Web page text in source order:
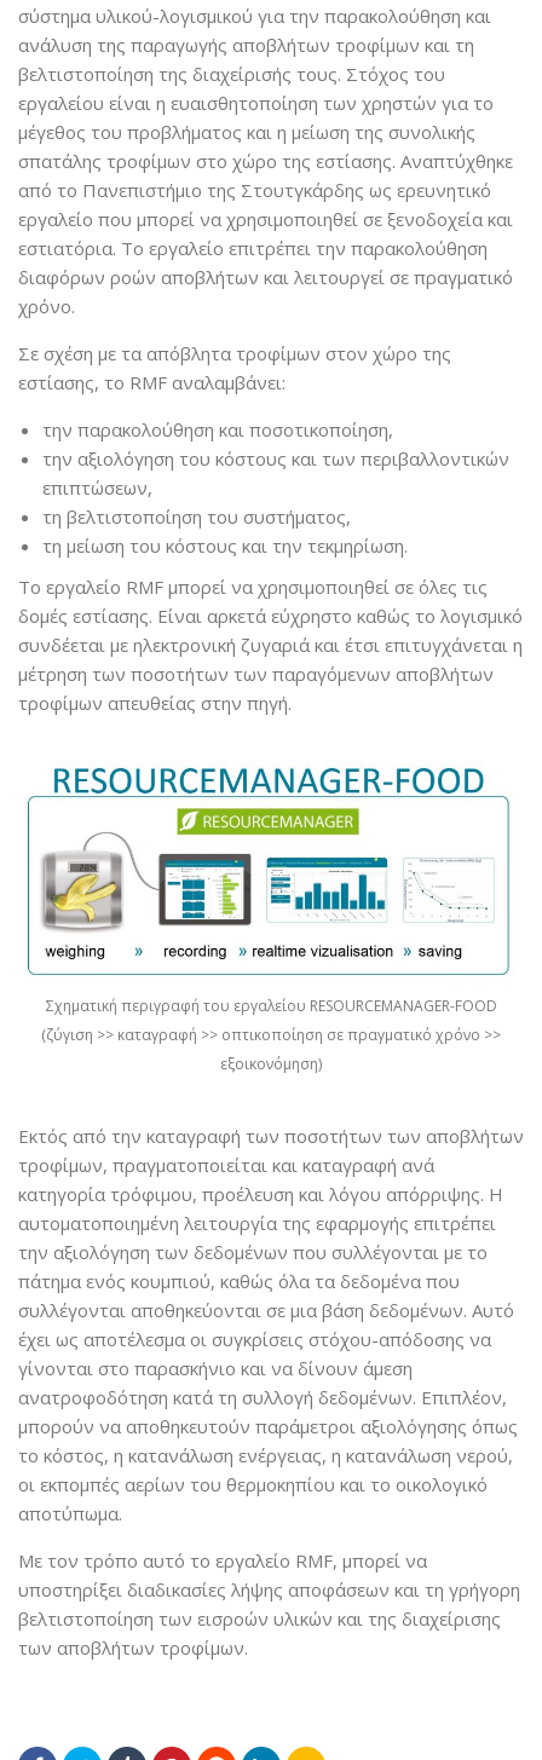
σύστημα υλικού-λογισμικού για την παρακολούθηση και
ανάλυση της παραγωγής αποβλήτων τροφίμων και τη
βελτιστοποίηση της διαχείρισής τους. Στόχος του
εργαλείου είναι η ευαισθητοποίηση των χρηστών για το
μέγεθος του προβλήματος και η μείωση της συνολικής
σπατάλης τροφίμων στο χώρο της εστίασης. Αναπτύχθηκε
από το Πανεπιστήμιο της Στουτγκάρδης ως ερευνητικό
εργαλείο που μπορεί να χρησιμοποιηθεί σε ξενοδοχεία και
εστιατόρια. Το εργαλείο επιτρέπει την παρακολούθηση
διαφόρων ροών αποβλήτων και λειτουργεί σε πραγματικό
χρόνο.
Σε σχέση με τα απόβλητα τροφίμων στον χώρο της
εστίασης, το RMF αναλαμβάνει:
την παρακολούθηση και ποσοτικοποίηση,
την αξιολόγηση του κόστους και των περιβαλλοντικών
επιπτώσεων,
τη βελτιστοποίηση του συστήματος,
τη μείωση του κόστους και την τεκμηρίωση.
Το εργαλείο RMF μπορεί να χρησιμοποιηθεί σε όλες τις
δομές εστίασης. Είναι αρκετά εύχρηστο καθώς το λογισμικό
συνδέεται με ηλεκτρονική ζυγαριά και έτσι επιτυγχάνεται η
μέτρηση των ποσοτήτων των παραγόμενων αποβλήτων
τροφίμων απευθείας στην πηγή.
Σχηματική περιγραφή του εργαλείου RESOURCEMANAGER-FOOD
(ζύγιση >> καταγραφή >> οπτικοποίηση σε πραγματικό χρόνο >>
εξοικονόμηση)
Εκτός από την καταγραφή των ποσοτήτων των αποβλήτων
τροφίμων, πραγματοποιείται και καταγραφή ανά
κατηγορία τρόφιμου, προέλευση και λόγου απόρριψης. Η
αυτοματοποιημένη λειτουργία της εφαρμογής επιτρέπει
την αξιολόγηση των δεδομένων που συλλέγονται με το
πάτημα ενός κουμπιού, καθώς όλα τα δεδομένα που
συλλέγονται αποθηκεύονται σε μια βάση δεδομένων. Αυτό
έχει ως αποτέλεσμα οι συγκρίσεις στόχου-απόδοσης να
γίνονται στο παρασκήνιο και να δίνουν άμεση
ανατροφοδότηση κατά τη συλλογή δεδομένων. Επιπλέον,
μπορούν να αποθηκευτούν παράμετροι αξιολόγησης όπως
το κόστος, η κατανάλωση ενέργειας, η κατανάλωση νερού,
οι εκπομπές αερίων του θερμοκηπίου και το οικολογικό
αποτύπωμα.
Με τον τρόπο αυτό το εργαλείο RMF, μπορεί να
υποστηρίξει διαδικασίες λήψης αποφάσεων και τη γρήγορη
βελτιστοποίηση των εισροών υλικών και της διαχείρισης
των αποβλήτων τροφίμων.